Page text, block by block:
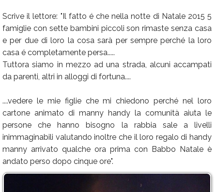
Scrive il lettore: "Il fatto é che nella notte di Natale 2015 5
famiglie con sette bambini piccoli son rimaste senza casa
e per due di loro la cosa sarà per sempre perché la loro
casa é completamente persa.....
Tuttora siamo in mezzo ad una strada, alcuni accampati
da parenti, altri in alloggi di fortuna....
....vedere le mie figlie che mi chiedono perché nel loro
cartone animato di manny handy la comunità aiuta le
persone che hanno bisogno la rabbia sale a livelli
inimmaginabili valutando inoltre che il loro regalo di handy
manny arrivato qualche ora prima con Babbo Natale è
andato perso dopo cinque ore".